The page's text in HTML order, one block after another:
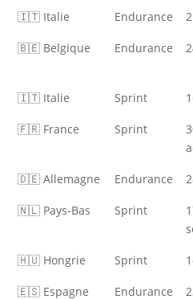
🇮🇹 Italie Endurance
🇧🇪 Belgique Endurance
🇮🇹 Italie Sprint
🇫🇷 France Sprint
🇩🇪 Allemagne Endurance
🇳🇱 Pays-Bas Sprint
🇭🇺 Hongrie Sprint
🇪🇸 Espagne Endurance